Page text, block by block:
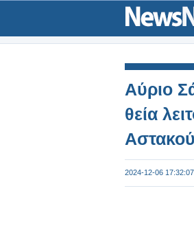
Αύριο
θεία
2024-12-06 17:32:07